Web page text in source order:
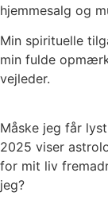
hjemmesalg og
Min spirituelle
min fulde
vejleder.
Måske jeg får
2025 viser
for mit liv
jeg?